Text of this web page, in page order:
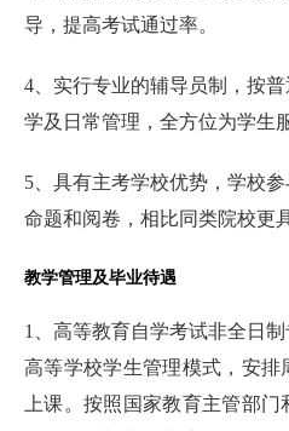
导，提高考试通过率。
4、实行专业的辅导员制，按
学及日常管理，全方位为学生
5、具有主考学校优势，学校
命题和阅卷，相比同类院校更
教学管理及毕业待遇
1、高等教育自学考试非全日
高等学校学生管理模式，安排
上课。按照国家教育主管部